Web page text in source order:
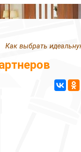
Как выбрать